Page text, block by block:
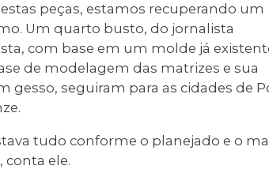
peças, estamos recuperando um
Um quarto busto, do jornalista
com base em um molde já
de modelagem das matrizes e sua
gesso, seguiram para as cidades de
tudo conforme o planejado e o
conta ele.